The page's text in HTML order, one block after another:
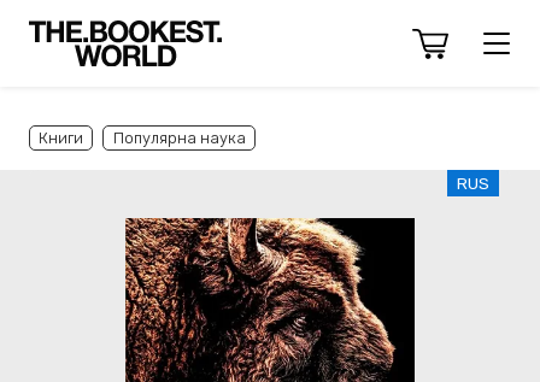
Книги Популярна наука
RUS